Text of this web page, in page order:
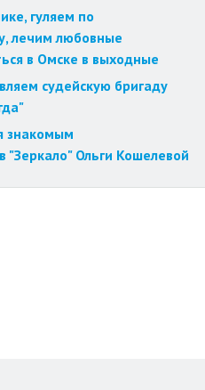
гуляем по
лечим любовные
в Омске в выходные
судейскую бригаду
знакомым
"Зеркало" Ольги Кошелевой